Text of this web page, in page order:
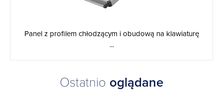
Panel z profilem chłodzącym i obudową na klawiaturę
...
Ostatnio oglądane